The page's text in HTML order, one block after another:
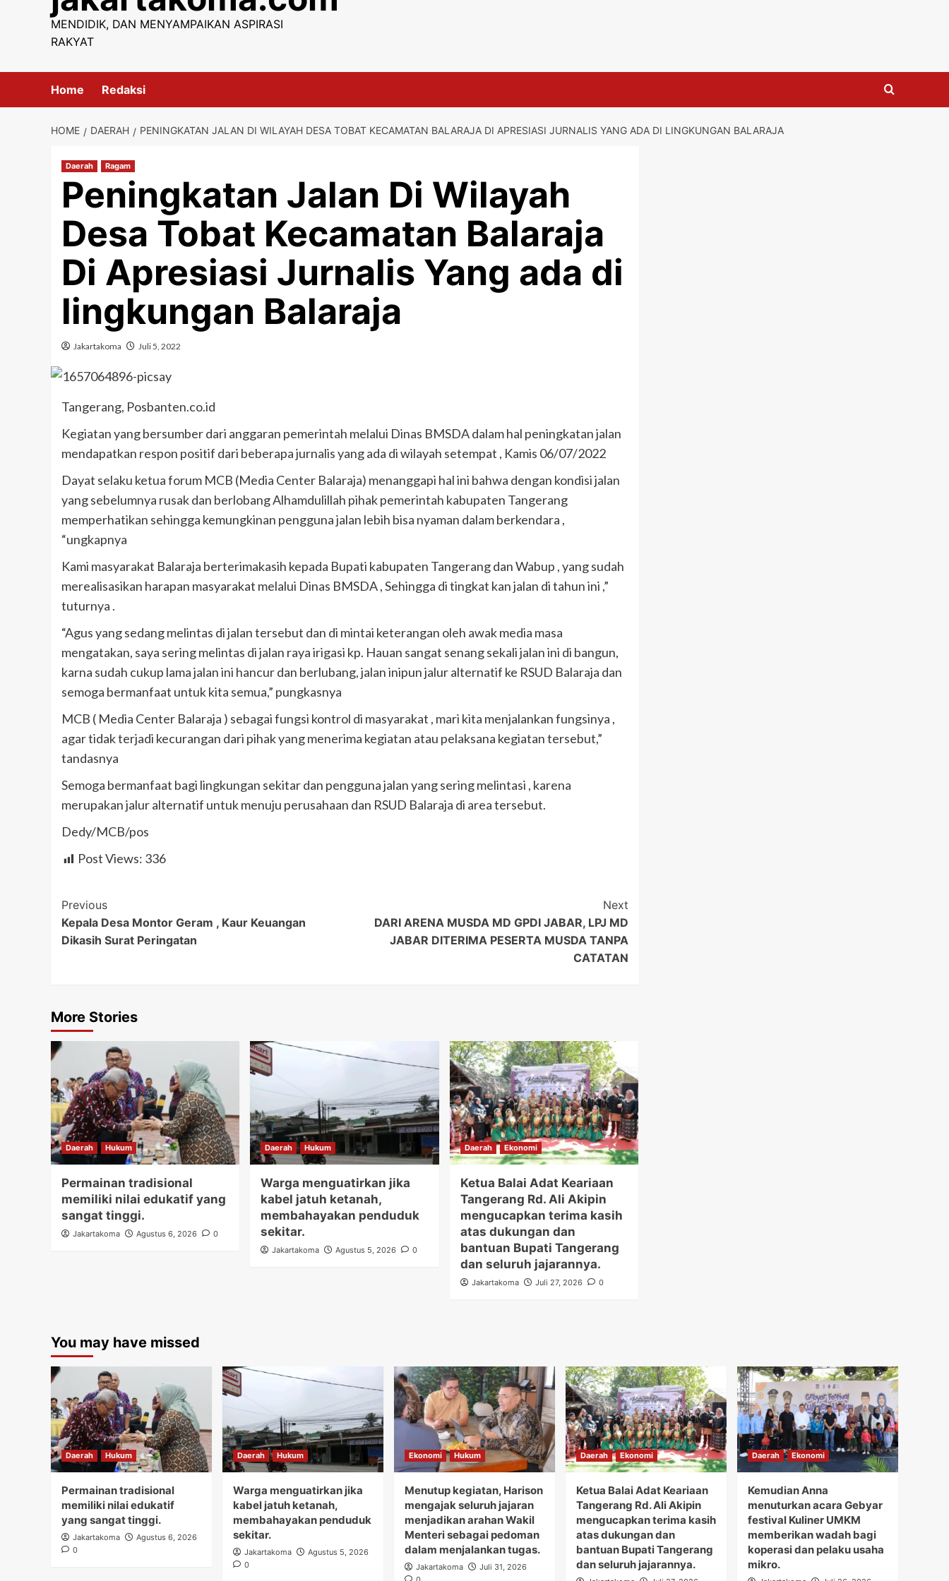
MENDIDIK, DAN MENYAMPAIKAN ASPIRASI
RAKYAT
Home Redaksi
HOME DAERAH PENINGKATAN JALAN DI WILAYAH DESA TOBAT KECAMATAN BALARAJA DI APRESIASI JURNALIS YANG ADA DI LINGKUNGAN BALARAJA
Daerah Ragam
Peningkatan Jalan Di Wilayah
Desa Tobat Kecamatan Balaraja
Di Apresiasi Jurnalis Yang ada di
lingkungan Balaraja
Jakartakoma Juli 5, 2022
Tangerang, Posbanten.co.id
Kegiatan yang bersumber dari anggaran pemerintah melalui Dinas BMSDA dalam hal peningkatan jalan
mendapatkan respon positif dari beberapa jurnalis yang ada di wilayah setempat , Kamis 06/07/2022
Dayat selaku ketua forum MCB (Media Center Balaraja) menanggapi hal ini bahwa dengan kondisi jalan
yang sebelumnya rusak dan berlobang Alhamdulillah pihak pemerintah kabupaten Tangerang
memperhatikan sehingga kemungkinan pengguna jalan lebih bisa nyaman dalam berkendara ,
“ungkapnya
Kami masyarakat Balaraja berterimakasih kepada Bupati kabupaten Tangerang dan Wabup , yang sudah
merealisasikan harapan masyarakat melalui Dinas BMSDA , Sehingga di tingkat kan jalan di tahun ini ,”
tuturnya .
“Agus yang sedang melintas di jalan tersebut dan di mintai keterangan oleh awak media masa
mengatakan, saya sering melintas di jalan raya irigasi kp. Hauan sangat senang sekali jalan ini di bangun,
karna sudah cukup lama jalan ini hancur dan berlubang, jalan inipun jalur alternatif ke RSUD Balaraja dan
semoga bermanfaat untuk kita semua,” pungkasnya
MCB ( Media Center Balaraja ) sebagai fungsi kontrol di masyarakat , mari kita menjalankan fungsinya ,
agar tidak terjadi kecurangan dari pihak yang menerima kegiatan atau pelaksana kegiatan tersebut,”
tandasnya
Semoga bermanfaat bagi lingkungan sekitar dan pengguna jalan yang sering melintasi , karena
merupakan jalur alternatif untuk menuju perusahaan dan RSUD Balaraja di area tersebut.
Dedy/MCB/pos
Post Views: 336
Post
Navigation
Previous
Kepala Desa Montor Geram , Kaur Keuangan
Dikasih Surat Peringatan
Next
DARI ARENA MUSDA MD GPDI JABAR, LPJ MD
JABAR DITERIMA PESERTA MUSDA TANPA
CATATAN
More Stories
Daerah Hukum
Permainan tradisional
memiliki nilai edukatif yang
sangat tinggi.
Jakartakoma Agustus 6, 2026 0
Daerah Hukum
Warga menguatirkan jika
kabel jatuh ketanah,
membahayakan penduduk
sekitar.
Jakartakoma Agustus 5, 2026 0
Daerah Ekonomi
Ketua Balai Adat Keariaan
Tangerang Rd. Ali Akipin
mengucapkan terima kasih
atas dukungan dan
bantuan Bupati Tangerang
dan seluruh jajarannya.
Jakartakoma Juli 27, 2026 0
You may have missed
Daerah Hukum
Permainan tradisional
memiliki nilai edukatif
yang sangat tinggi.
Jakartakoma
Agustus 6, 2026
0
Daerah Hukum
Warga menguatirkan jika
kabel jatuh ketanah,
membahayakan penduduk
sekitar.
Jakartakoma
Agustus 5, 2026
0
Ekonomi Hukum
Menutup kegiatan, Harison
mengajak seluruh jajaran
menjadikan arahan Wakil
Menteri sebagai pedoman
dalam menjalankan tugas.
Jakartakoma
Juli 31, 2026
Daerah Ekonomi
Ketua Balai Adat Keariaan
Tangerang Rd. Ali Akipin
mengucapkan terima kasih
atas dukungan dan
bantuan Bupati Tangerang
dan seluruh jajarannya.
Daerah Ekonomi
Kemudian Anna
menuturkan acara Gebyar
festival Kuliner UMKM
memberikan wadah bagi
koperasi dan pelaku usaha
mikro.